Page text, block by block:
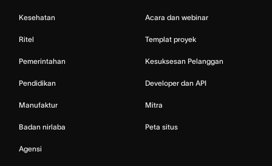
Kesehatan
Ritel
Pemerintahan
Pendidikan
Manufaktur
Badan nirlaba
Agensi
Acara dan webinar
Templat proyek
Kesuksesan Pelanggan
Developer dan API
Mitra
Peta situs